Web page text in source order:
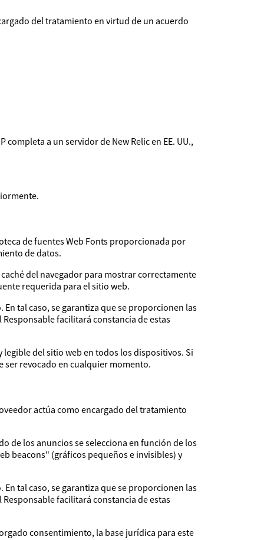
del tratamiento en virtud de un acuerdo
a un servidor de New Relic en EE. UU.,
de fuentes Web Fonts proporcionada por
de datos.
del navegador para mostrar correctamente
requerida para el sitio web.
tal caso, se garantiza que se proporcionen las
facilitará constancia de estas
del sitio web en todos los dispositivos. Si
revocado en cualquier momento.
actúa como encargado del tratamiento
de los anuncios se selecciona en función de los
beacons" (gráficos pequeños e invisibles) y
tal caso, se garantiza que se proporcionen las
facilitará constancia de estas
consentimiento, la base jurídica para este